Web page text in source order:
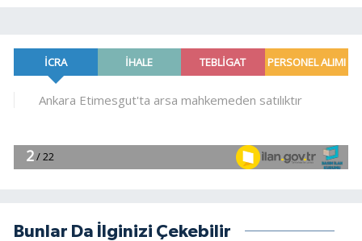
Bunlar Da İlginizi Çekebilir